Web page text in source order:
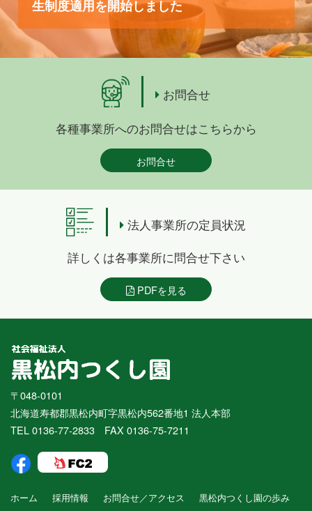
生制度適用を開始しました
お問合せ
各種事業所へのお問合せはこちらから
お問合せ
法人事業所の定員状況
詳しくは各事業所に問合せ下さい
PDFを見る
〒048-0101
北海道寿都郡黒松内町字黒松内562番地1 法人本部
TEL 0136-77-2833 FAX 0136-75-7211
ホーム 採用情報 お問合せ／アクセス 黒松内つくし園の歩み